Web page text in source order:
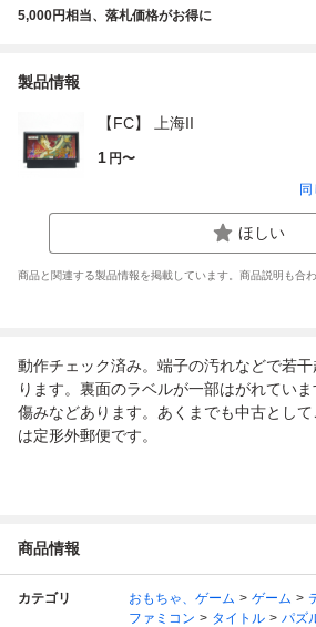
5,000円相当、落札価格がお得に
製品情報
【FC】 上海II
1 円〜
ほしい
商品と関連する製品情報を掲載しています。商品説明も合
動作チェック済み。端子の汚れなどで若
ります。裏面のラベルが一部はがれてい
傷みなどあります。あくまでも中古とし
は定形外郵便です。
商品情報
カテゴリ おもちゃ、ゲーム ゲーム
ファミコン
タイトル パズ